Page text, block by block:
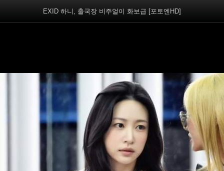
EXID 하니, 출국장 비주얼이 화보급 [포토엔HD]